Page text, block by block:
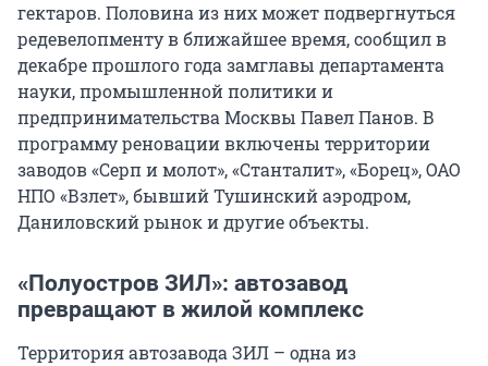
гектаров. Половина из них может подвергнуться
редевелопменту в ближайшее время, сообщил в
декабре прошлого года замглавы департамента
науки, промышленной политики и
предпринимательства Москвы Павел Панов. В
программу реновации включены территории
заводов «Серп и молот», «Станталит», «Борец», ОАО
НПО «Взлет», бывший Тушинский аэродром,
Даниловский рынок и другие объекты.
«Полуостров ЗИЛ»: автозавод
превращают в жилой комплекс
Территория автозавода ЗИЛ – одна из